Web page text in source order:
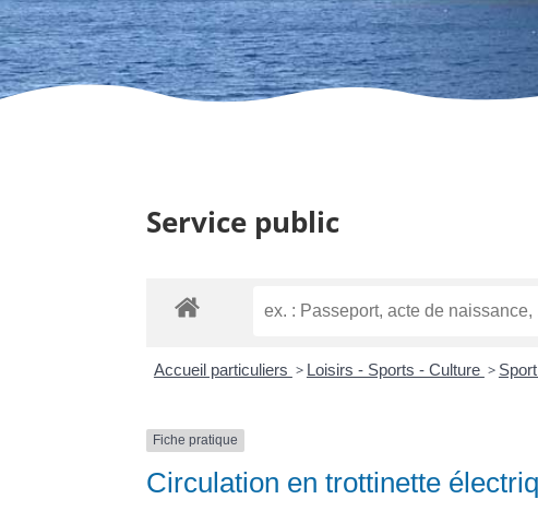
Service public
Accueil particuliers > Loisirs - Sports - Culture > Sport
Fiche pratique
Circulation en trottinette